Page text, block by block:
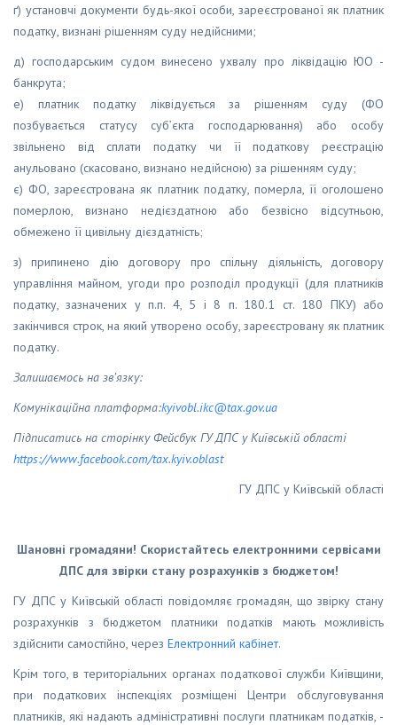
ґ) установчі документи будь-якої особи, зареєстрованої як платник
податку, визнані рішенням суду недійсними;
д) господарським судом винесено ухвалу про ліквідацію ЮО -
банкрута;
е) платник податку ліквідується за рішенням суду (ФО
позбувається статусу суб’єкта господарювання) або особу
звільнено від сплати податку чи її податкову реєстрацію
анульовано (скасовано, визнано недійсною) за рішенням суду;
є) ФО, зареєстрована як платник податку, померла, її оголошено
померлою, визнано недієздатною або безвісно відсутньою,
обмежено її цивільну дієздатність;
з) припинено дію договору про спільну діяльність, договору
управління майном, угоди про розподіл продукції (для платників
податку, зазначених у п.п. 4, 5 і 8 п. 180.1 ст. 180 ПКУ) або
закінчився строк, на який утворено особу, зареєстровану як платник
податку.
Залишаємось на зв’язку:
Комунікаційна платформа:kyivobl.ikc@tax.gov.ua
Підписатись на сторінку Фейсбук ГУ ДПС у Київській області
https://www.facebook.com/tax.kyiv.oblast
ГУ ДПС у Київській області
Шановні громадяни! Скористайтесь електронними сервісами
ДПС для звірки стану розрахунків з бюджетом!
ГУ ДПС у Київській області повідомляє громадян, що звірку стану
розрахунків з бюджетом платники податків мають можливість
здійснити самостійно, через Електронний кабінет.
Крім того, в територіальних органах податкової служби Київщини,
при податкових інспекціях розміщені Центри обслуговування
платників, які надають адміністративні послуги платникам податків, -